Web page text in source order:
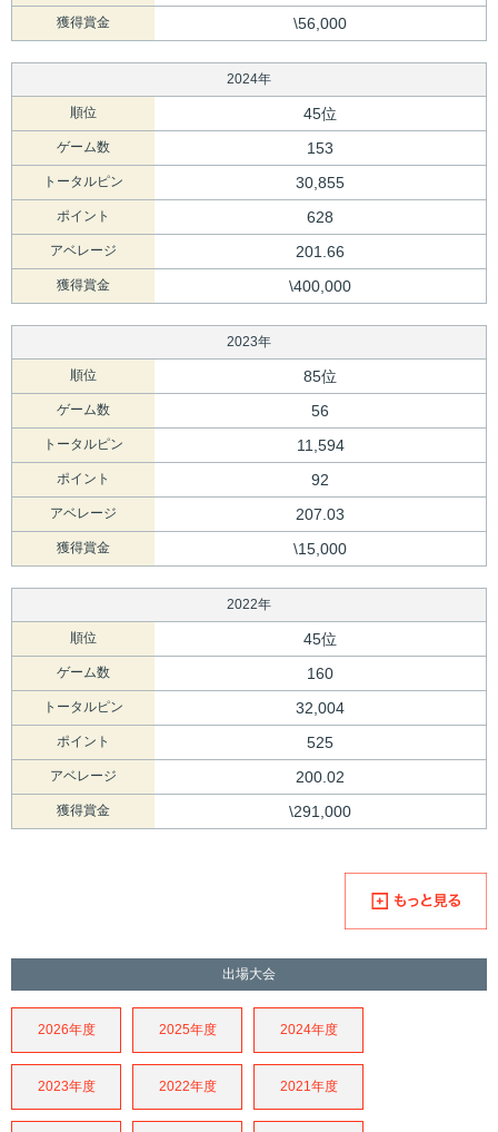
獲得賞金 \56,000
2024年
順位 45位
ゲーム数 153
トータルピン 30,855
ポイント 628
アベレージ 201.66
獲得賞金 \400,000
2023年
順位 85位
ゲーム数 56
トータルピン 11,594
ポイント 92
アベレージ 207.03
獲得賞金 \15,000
2022年
順位 45位
ゲーム数 160
トータルピン 32,004
ポイント 525
アベレージ 200.02
獲得賞金 \291,000
出場大会
2026年度 2025年度 2024年度
2023年度 2022年度 2021年度